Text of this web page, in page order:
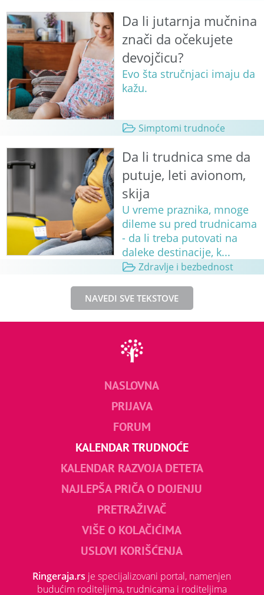
Da li jutarnja mučnina
znači da očekujete
devojčicu?
Evo šta stručnjaci imaju da
kažu.
Simptomi trudnoće
Da li trudnica sme da
putuje, leti avionom,
skija
U vreme praznika, mnoge
dileme su pred trudnicama
- da li treba putovati na
daleke destinacije, k...
Zdravlje i bezbednost
NAVEDI SVE TEKSTOVE
NASLOVNA
PRIJAVA
FORUM
KALENDAR TRUDNOĆE
KALENDAR RAZVOJA DETETA
NAJLEPŠA PRIČA O DOJENJU
PRETRAŽIVAČ
VIŠE O KOLAČIĆIMA
USLOVI KORIŠĆENJA
Ringeraja.rs je specijalizovani portal, namenjen
budućim roditeljima, trudnicama i roditeljima